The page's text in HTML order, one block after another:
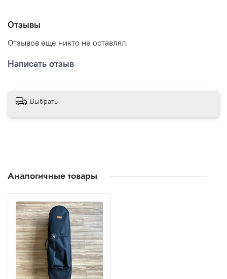
Отзывы
Отзывов еще никто не оставлял
Написать отзыв
Выбрать
Аналогичные товары